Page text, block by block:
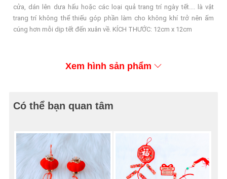
cửa, dán lên dưa hấu hoặc các loại quả trang trí ngày tết.... là vật
trang trí không thể thiếu góp phần làm cho không khí trở nên ấm
cúng hơn mỗi dịp tết đến xuân về. KÍCH THƯỚC: 12cm x 12cm
Xem hình sản phẩm
Có thể bạn quan tâm